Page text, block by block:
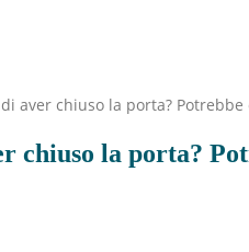
aver chiuso la porta? Potrebbe
chiuso la porta?